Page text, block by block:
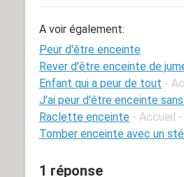
A voir également:
Peur d'être enceinte
Rever d'être enceinte de
Enfant qui a peur de tout -
J'ai peur d'être enceinte
Raclette enceinte - Accueil
Tomber enceinte avec un
1 réponse